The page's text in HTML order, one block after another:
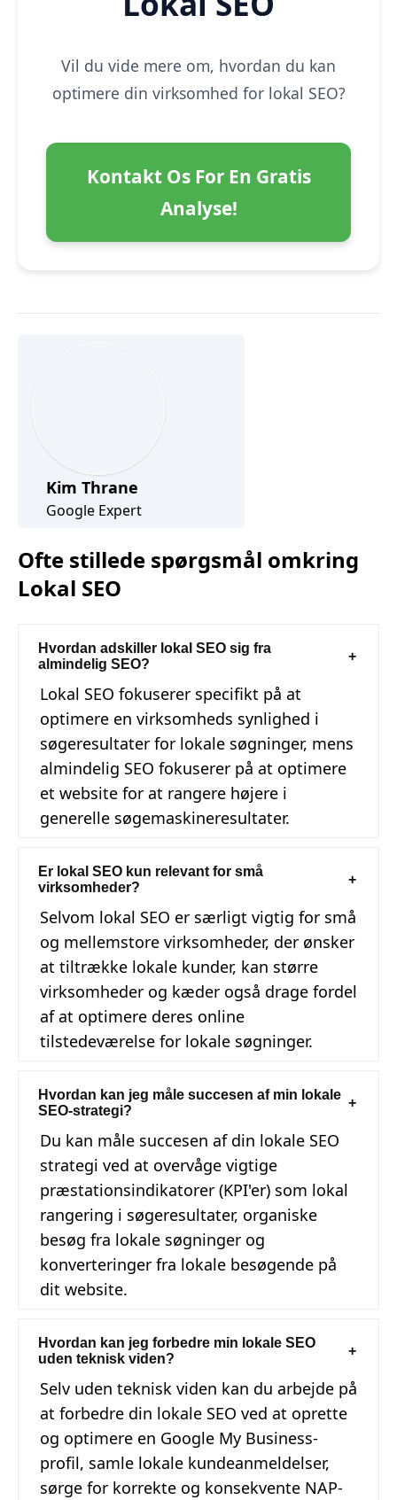
Vil du vide mere om, hvordan du kan
optimere din virksomhed for lokal SEO?
Kontakt Os For En Gratis
Analyse!
Kim Thrane
Google Expert
Ofte stillede spørgsmål omkring
Lokal SEO
Hvordan adskiller lokal SEO sig fra
almindelig SEO?
Lokal SEO fokuserer specifikt på at
optimere en virksomheds synlighed i
søgeresultater for lokale søgninger, mens
almindelig SEO fokuserer på at optimere
et website for at rangere højere i
generelle søgemaskineresultater.
Er lokal SEO kun relevant for små
virksomheder?
Selvom lokal SEO er særligt vigtig for små
og mellemstore virksomheder, der ønsker
at tiltrække lokale kunder, kan større
virksomheder og kæder også drage fordel
af at optimere deres online
tilstedeværelse for lokale søgninger.
Hvordan kan jeg måle succesen af min lokale
SEO-strategi?
Du kan måle succesen af din lokale SEO
strategi ved at overvåge vigtige
præstationsindikatorer (KPI'er) som lokal
rangering i søgeresultater, organiske
besøg fra lokale søgninger og
konverteringer fra lokale besøgende på
dit website.
Hvordan kan jeg forbedre min lokale SEO
uden teknisk viden?
Selv uden teknisk viden kan du arbejde på
at forbedre din lokale SEO ved at oprette
og optimere en Google My Business-
profil, samle lokale kundeanmeldelser,
sørge for korrekte og konsekvente NAP-